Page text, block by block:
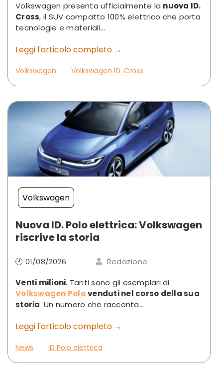
Volkswagen presenta ufficialmente la nuova ID.
Cross, il SUV compatto 100% elettrico che porta
tecnologie e materiali...
Leggi l'articolo completo →
Volkswagen Volkswagen ID. Cross
Volkswagen
Nuova ID. Polo elettrica: Volkswagen
riscrive la storia
🕐 01/08/2026
Redazione
Venti milioni. Tanti sono gli esemplari di
Volkswagen Polo venduti nel corso della sua
storia. Un numero che racconta...
Leggi l'articolo completo →
News ID Polo elettrica